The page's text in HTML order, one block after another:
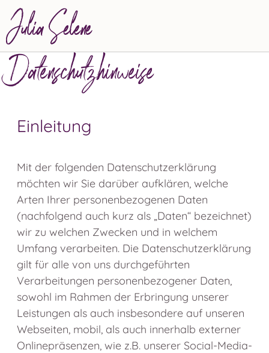
Zum
Inhalt
springen
Datenschutzhinweise
Einleitung
Mit der folgenden Datenschutzerklärung
möchten wir Sie darüber aufklären, welche
Arten Ihrer personenbezogenen Daten
(nachfolgend auch kurz als „Daten“ bezeichnet)
wir zu welchen Zwecken und in welchem
Umfang verarbeiten. Die Datenschutzerklärung
gilt für alle von uns durchgeführten
Verarbeitungen personenbezogener Daten,
sowohl im Rahmen der Erbringung unserer
Leistungen als auch insbesondere auf unseren
Webseiten, mobil, als auch innerhalb externer
Onlinepräsenzen, wie z.B. unserer Social-Media-